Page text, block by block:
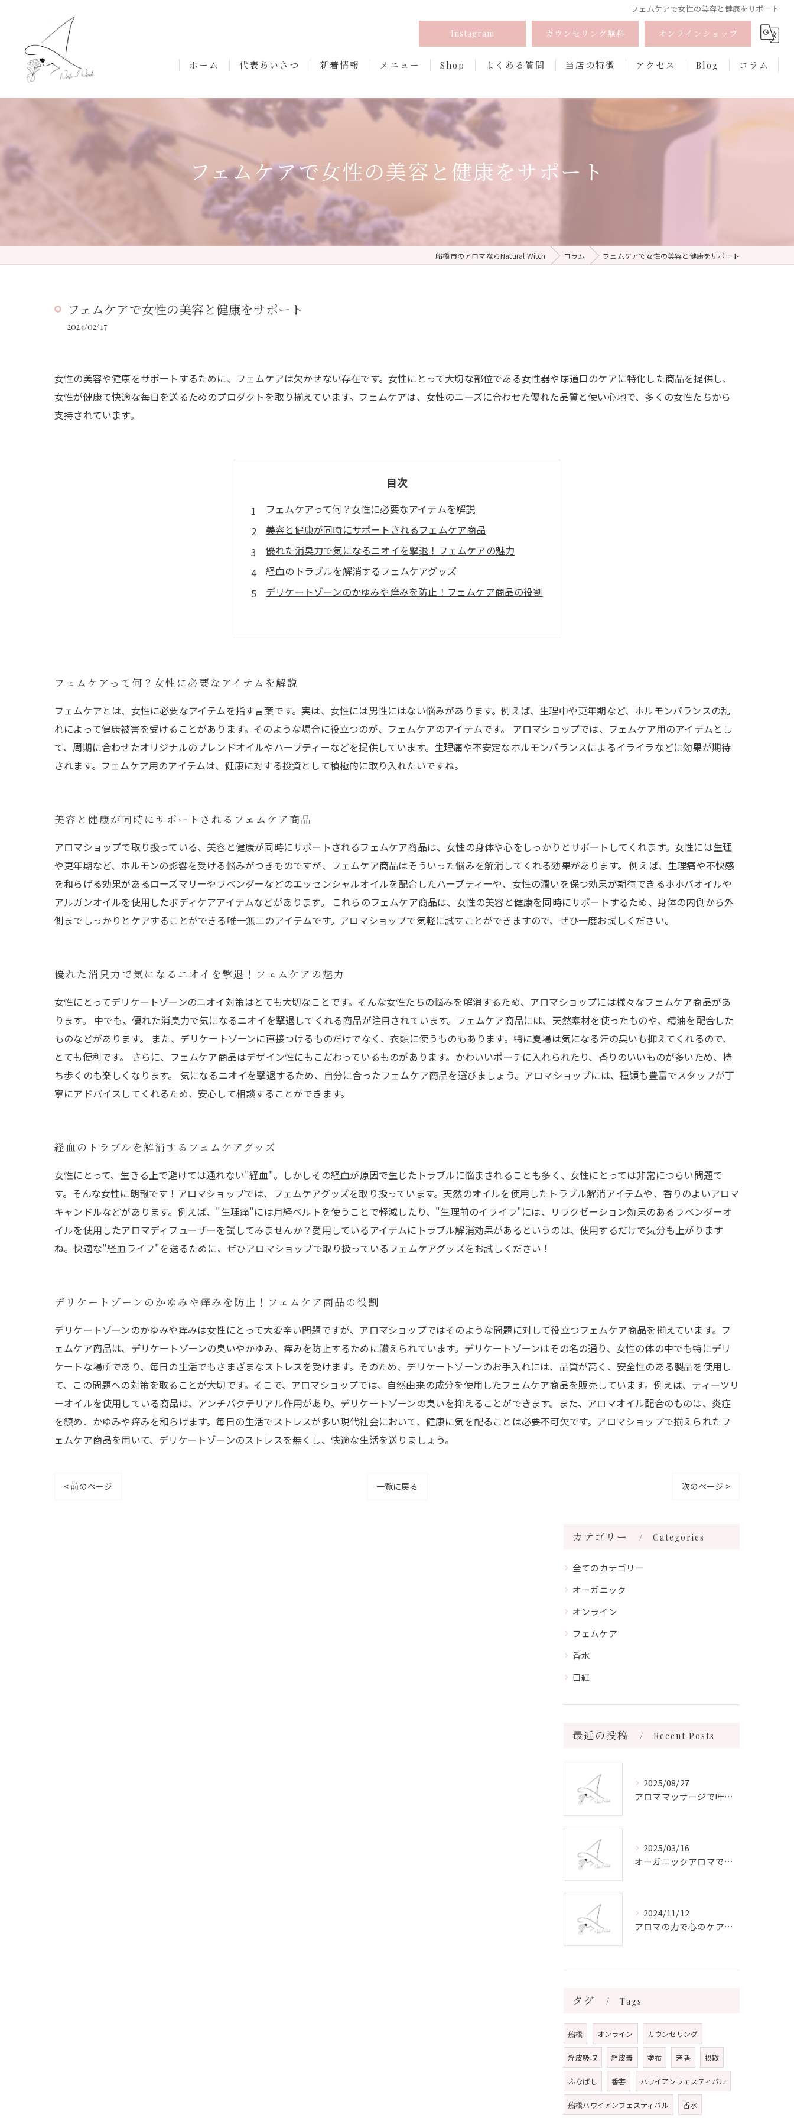
フェムケアで女性の美容と健康をサポート
Instagram カウンセリング無料 オンラインショップ
ホーム 代表あいさつ 新着情報 メニュー Shop よくある質問 当店の特徴
フェムケア
アクセス Blog コラム
フェムケアで女性の美容と健康をサポート
船橋市のアロマならNatural Witch コラム フェムケアで女性の美容と健康をサポート
フェムケアで女性の美容と健康をサポート
2024/02/17
女性の美容や健康をサポートするために、フェムケアは欠かせない存在です。女性にとって大切な部位である女性器や尿道口のケアに特化した商品を提供し、
女性が健康で快適な毎日を送るためのプロダクトを取り揃えています。フェムケアは、女性のニーズに合わせた優れた品質と使い心地で、多くの女性たちから
支持されています。
目次
フェムケアって何？女性に必要なアイテムを解説
美容と健康が同時にサポートされるフェムケア商品
優れた消臭力で気になるニオイを撃退！フェムケアの魅力
経血のトラブルを解消するフェムケアグッズ
デリケートゾーンのかゆみや痒みを防止！フェムケア商品の役割
フェムケアって何？女性に必要なアイテムを解説
フェムケアとは、女性に必要なアイテムを指す言葉です。実は、女性には男性にはない悩みがあります。例えば、生理中や更年期など、ホルモンバランスの乱
れによって健康被害を受けることがあります。そのような場合に役立つのが、フェムケアのアイテムです。 アロマショップでは、フェムケア用のアイテムとし
て、周期に合わせたオリジナルのブレンドオイルやハーブティーなどを提供しています。生理痛や不安定なホルモンバランスによるイライラなどに効果が期待
されます。フェムケア用のアイテムは、健康に対する投資として積極的に取り入れたいですね。
美容と健康が同時にサポートされるフェムケア商品
アロマショップで取り扱っている、美容と健康が同時にサポートされるフェムケア商品は、女性の身体や心をしっかりとサポートしてくれます。女性には生理
や更年期など、ホルモンの影響を受ける悩みがつきものですが、フェムケア商品はそういった悩みを解消してくれる効果があります。 例えば、生理痛や不快感
を和らげる効果があるローズマリーやラベンダーなどのエッセンシャルオイルを配合したハーブティーや、女性の潤いを保つ効果が期待できるホホバオイルや
アルガンオイルを使用したボディケアアイテムなどがあります。 これらのフェムケア商品は、女性の美容と健康を同時にサポートするため、身体の内側から外
側までしっかりとケアすることができる唯一無二のアイテムです。アロマショップで気軽に試すことができますので、ぜひ一度お試しください。
優れた消臭力で気になるニオイを撃退！フェムケアの魅力
女性にとってデリケートゾーンのニオイ対策はとても大切なことです。そんな女性たちの悩みを解消するため、アロマショップには様々なフェムケア商品があ
ります。 中でも、優れた消臭力で気になるニオイを撃退してくれる商品が注目されています。フェムケア商品には、天然素材を使ったものや、精油を配合した
ものなどがあります。 また、デリケートゾーンに直接つけるものだけでなく、衣類に使うものもあります。特に夏場は気になる汗の臭いも抑えてくれるので、
とても便利です。 さらに、フェムケア商品はデザイン性にもこだわっているものがあります。かわいいポーチに入れられたり、香りのいいものが多いため、持
ち歩くのも楽しくなります。 気になるニオイを撃退するため、自分に合ったフェムケア商品を選びましょう。アロマショップには、種類も豊富でスタッフが丁
寧にアドバイスしてくれるため、安心して相談することができます。
経血のトラブルを解消するフェムケアグッズ
女性にとって、生きる上で避けては通れない"経血"。しかしその経血が原因で生じたトラブルに悩まされることも多く、女性にとっては非常につらい問題で
す。そんな女性に朗報です！アロマショップでは、フェムケアグッズを取り扱っています。天然のオイルを使用したトラブル解消アイテムや、香りのよいアロマ
キャンドルなどがあります。例えば、"生理痛"には月経ベルトを使うことで軽減したり、"生理前のイライラ"には、リラクゼーション効果のあるラベンダーオ
イルを使用したアロマディフューザーを試してみませんか？愛用しているアイテムにトラブル解消効果があるというのは、使用するだけで気分も上がります
ね。快適な"経血ライフ"を送るために、ぜひアロマショップで取り扱っているフェムケアグッズをお試しください！
デリケートゾーンのかゆみや痒みを防止！フェムケア商品の役割
デリケートゾーンのかゆみや痒みは女性にとって大変辛い問題ですが、アロマショップではそのような問題に対して役立つフェムケア商品を揃えています。フ
ェムケア商品は、デリケートゾーンの臭いやかゆみ、痒みを防止するために讃えられています。デリケートゾーンはその名の通り、女性の体の中でも特にデリ
ケートな場所であり、毎日の生活でもさまざまなストレスを受けます。そのため、デリケートゾーンのお手入れには、品質が高く、安全性のある製品を使用し
て、この問題への対策を取ることが大切です。そこで、アロマショップでは、自然由来の成分を使用したフェムケア商品を販売しています。例えば、ティーツリ
ーオイルを使用している商品は、アンチバクテリアル作用があり、デリケートゾーンの臭いを抑えることができます。また、アロマオイル配合のものは、炎症
を鎮め、かゆみや痒みを和らげます。毎日の生活でストレスが多い現代社会において、健康に気を配ることは必要不可欠です。アロマショップで揃えられたフ
ェムケア商品を用いて、デリケートゾーンのストレスを無くし、快適な生活を送りましょう。
< 前のページ 一覧に戻る 次のページ >
カテゴリー Categories
全てのカテゴリー
オーガニック
オンライン
フェムケア
香水
口紅
最近の投稿 Recent Posts
2025/08/27
アロママッサージで叶える心身リラックスと健康維持の新習慣ガイド
2025/03/16
オーガニックアロマで心と体を癒す
2024/11/12
アロマの力で心のケアをする方法
タグ Tags
船橋 オンライン カウンセリング
経皮吸収 経皮毒 塗布 芳香 摂取
ふなばし 香害 ハワイアンフェスティバル
船橋ハワイアンフェスティバル 香水